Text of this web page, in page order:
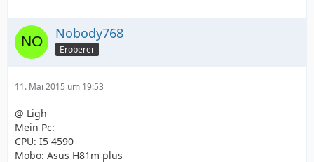
Nobody768
Eroberer
11. Mai 2015 um 19:53
@ Ligh
Mein Pc:
CPU: I5 4590
Mobo: Asus H81m plus